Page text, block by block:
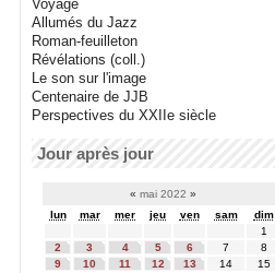
Voyage
Allumés du Jazz
Roman-feuilleton
Révélations (coll.)
Le son sur l'image
Centenaire de JJB
Perspectives du XXIIe siècle
Jour après jour
« mai 2022 »
lun
mar mer jeu ven sam
dim
1
2
3 4 5 6 7
8
9
10 11 12 13 14
15